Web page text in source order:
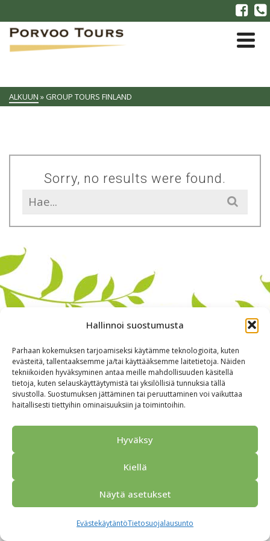
Hallinnoi suostumusta
Parhaan kokemuksen tarjoamiseksi käytämme teknologioita, kuten
evästeitä, tallentaaksemme ja/tai käyttääksemme laitetietoja. Näiden
tekniikoiden hyväksyminen antaa meille mahdollisuuden käsitellä
tietoja, kuten selauskäyttäytymistä tai yksilöllisiä tunnuksia tällä
sivustolla. Suostumuksen jättäminen tai peruuttaminen voi vaikuttaa
haitallisesti tiettyihin ominaisuuksiin ja toimintoihin.
Hyväksy
Kiellä
Näytä asetukset
EvästekäytäntöTietosuojalausunto
ALKUUN » GROUP TOURS FINLAND
Sorry, no results were found.
Search
for:
Alkuun Ryhmille Kokous & Ohjelmat
Yhteistyökumppanit
Tarjouspyyntö
Anna palautetta
Tietosuojaseloste
© 2026 Porvoo Tours - matkanjärjestäjä / FPW